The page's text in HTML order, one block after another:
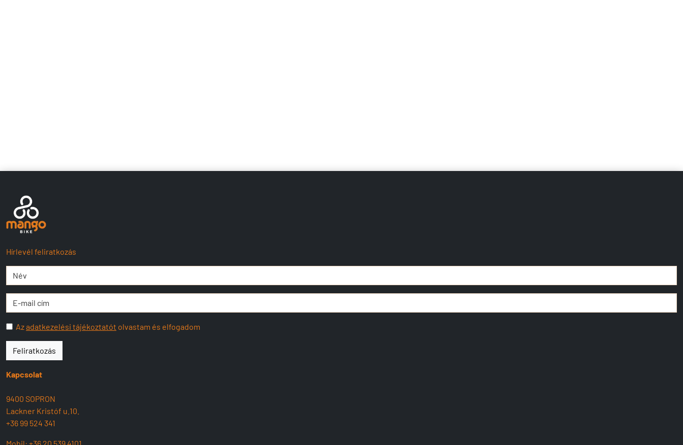
Hírlevél feliratkozás
Azadatkezelési tájékoztatót olvastam és elfogadom
Feliratkozás
Kapcsolat
9400 SOPRON
Lackner Kristóf u.10.
+36 99 524 341